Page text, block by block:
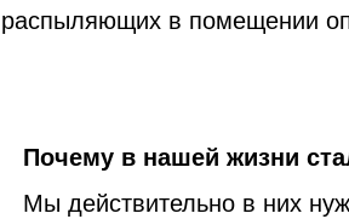
распыляющих в помещении
Почему в нашей жизни
Мы действительно в них